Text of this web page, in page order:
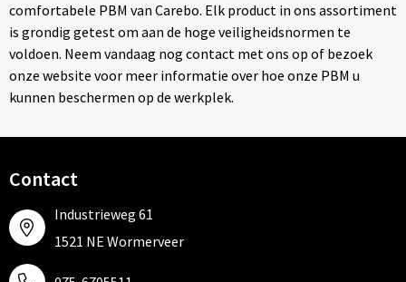
comfortabele PBM van Carebo. Elk product in ons assortiment
is grondig getest om aan de hoge veiligheidsnormen te
voldoen. Neem vandaag nog contact met ons op of bezoek
onze website voor meer informatie over hoe onze PBM u
kunnen beschermen op de werkplek.
Contact
Industrieweg 61
1521 NE Wormerveer